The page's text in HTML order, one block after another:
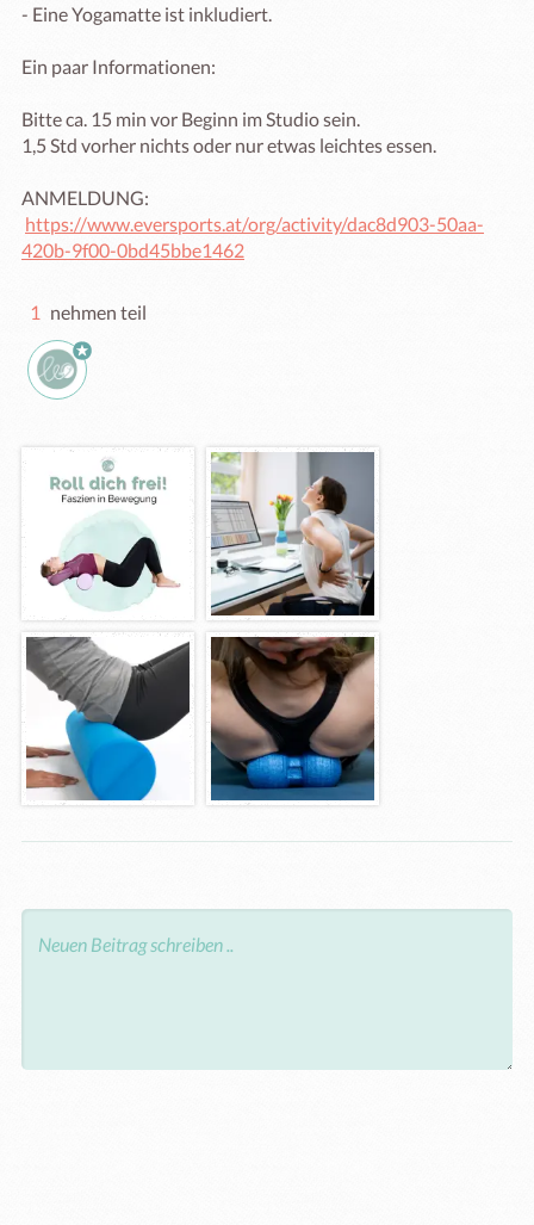
- Eine Yogamatte ist inkludiert.
Ein paar Informationen:
Bitte ca. 15 min vor Beginn im Studio sein.
1,5 Std vorher nichts oder nur etwas leichtes essen.
ANMELDUNG:
https://www.eversports.at/org/activity/dac8d903-50aa-
420b-9f00-0bd45bbe1462
1 nehmen teil